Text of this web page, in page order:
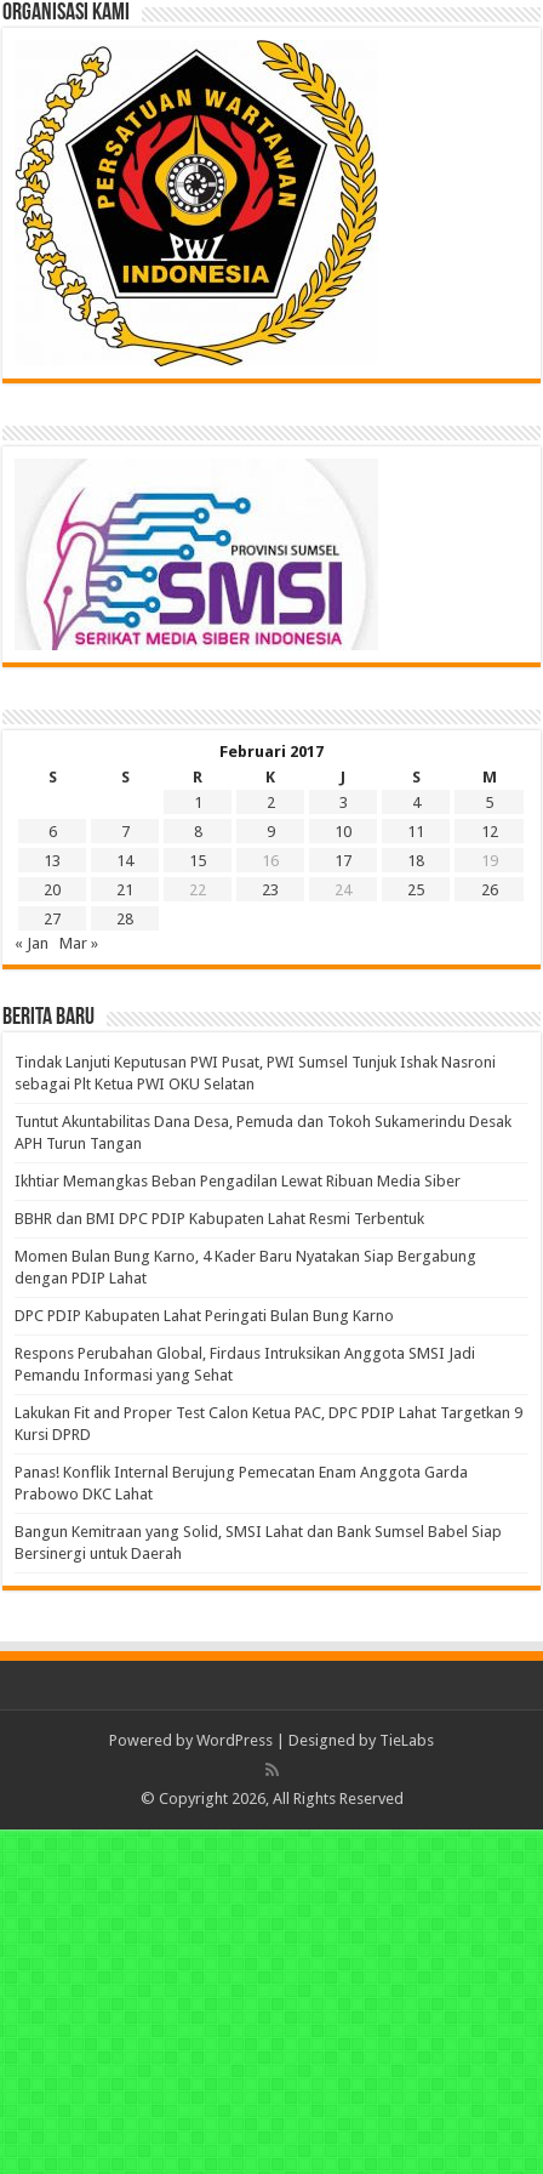
ORGANISASI KAMI
Februari 2017
S
S R K J S
M
1
2 3 4
5
6
7 8 9 10 11
12
13
14 15 16 17 18
19
20
21 22 23 24 25
26
27
28
« Jan
Mar »
BERITA BARU
Tindak Lanjuti Keputusan PWI Pusat, PWI Sumsel Tunjuk Ishak Nasroni
sebagai Plt Ketua PWI OKU Selatan
Tuntut Akuntabilitas Dana Desa, Pemuda dan Tokoh Sukamerindu Desak
APH Turun Tangan
Ikhtiar Memangkas Beban Pengadilan Lewat Ribuan Media Siber
BBHR dan BMI DPC PDIP Kabupaten Lahat Resmi Terbentuk
Momen Bulan Bung Karno, 4 Kader Baru Nyatakan Siap Bergabung
dengan PDIP Lahat
DPC PDIP Kabupaten Lahat Peringati Bulan Bung Karno
Respons Perubahan Global, Firdaus Intruksikan Anggota SMSI Jadi
Pemandu Informasi yang Sehat
Lakukan Fit and Proper Test Calon Ketua PAC, DPC PDIP Lahat Targetkan 9
Kursi DPRD
Panas! Konflik Internal Berujung Pemecatan Enam Anggota Garda
Prabowo DKC Lahat
Bangun Kemitraan yang Solid, SMSI Lahat dan Bank Sumsel Babel Siap
Bersinergi untuk Daerah
Powered by WordPress | Designed by TieLabs
© Copyright 2026, All Rights Reserved